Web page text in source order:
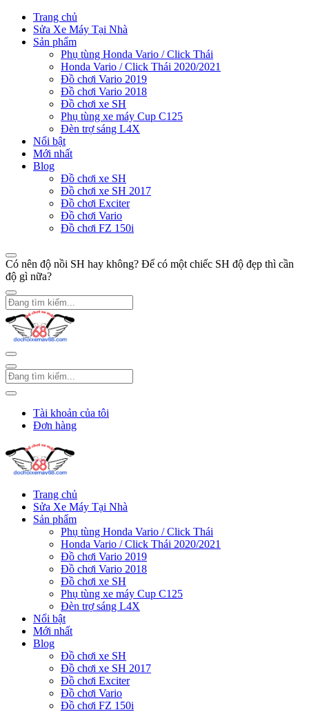
Trang chủ
Sửa Xe Máy Tại Nhà
Sản phẩm
Phụ tùng Honda Vario / Click Thái
Honda Vario / Click Thái 2020/2021
Đồ chơi Vario 2019
Đồ chơi Vario 2018
Đồ chơi xe SH
Phụ tùng xe máy Cup C125
Đèn trợ sáng L4X
Nổi bật
Mới nhất
Blog
Đồ chơi xe SH
Đồ chơi xe SH 2017
Đồ chơi Exciter
Đồ chơi Vario
Đồ chơi FZ 150i
Có nên độ nồi SH hay không? Để có một chiếc SH độ đẹp thì cần
độ gì nữa?
Tài khoản của tôi
Đơn hàng
Trang chủ
Sửa Xe Máy Tại Nhà
Sản phẩm
Phụ tùng Honda Vario / Click Thái
Honda Vario / Click Thái 2020/2021
Đồ chơi Vario 2019
Đồ chơi Vario 2018
Đồ chơi xe SH
Phụ tùng xe máy Cup C125
Đèn trợ sáng L4X
Nổi bật
Mới nhất
Blog
Đồ chơi xe SH
Đồ chơi xe SH 2017
Đồ chơi Exciter
Đồ chơi Vario
Đồ chơi FZ 150i